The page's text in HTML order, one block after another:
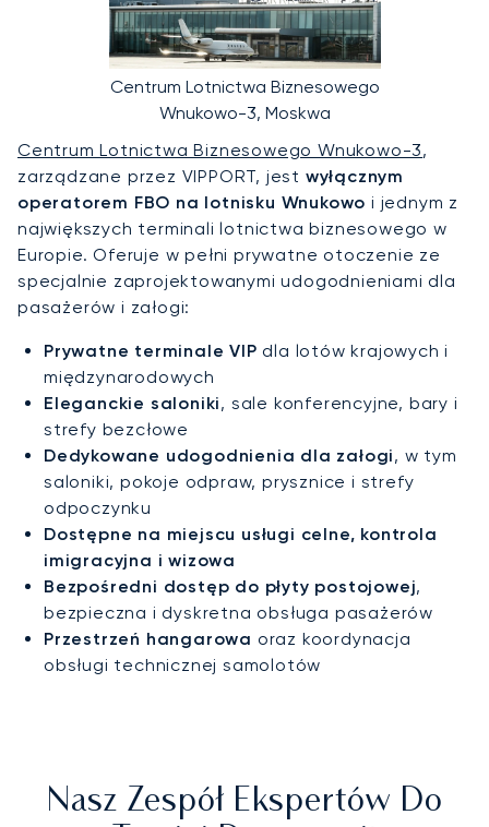
Centrum Lotnictwa Biznesowego
Wnukowo-3, Moskwa
Centrum Lotnictwa Biznesowego Wnukowo-3,
zarządzane przez VIPPORT, jest wyłącznym
operatorem FBO na lotnisku Wnukowo i jednym z
największych terminali lotnictwa biznesowego w
Europie. Oferuje w pełni prywatne otoczenie ze
specjalnie zaprojektowanymi udogodnieniami dla
pasażerów i załogi:
Prywatne terminale VIP dla lotów krajowych i
międzynarodowych
Eleganckie saloniki, sale konferencyjne, bary i
strefy bezcłowe
Dedykowane udogodnienia dla załogi, w tym
saloniki, pokoje odpraw, prysznice i strefy
odpoczynku
Dostępne na miejscu usługi celne, kontrola
imigracyjna i wizowa
Bezpośredni dostęp do płyty postojowej,
bezpieczna i dyskretna obsługa pasażerów
Przestrzeń hangarowa oraz koordynacja
obsługi technicznej samolotów
Nasz Zespół Ekspertów Do